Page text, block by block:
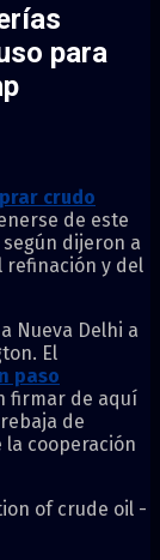
para
crudo
de este
dijeron a
refinación y del
Nueva Delhi a
El
paso
firmar de aquí
de
la cooperación